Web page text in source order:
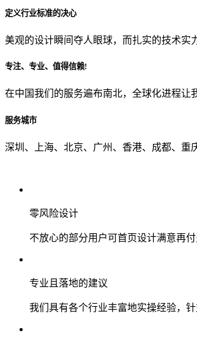
贵公司的团队规模是？
从哪里了解到我们？
定义行业标准的决心
美观的设计瞬间夺人眼球，而扎实的技术实
专注、专业、值得信赖!
在中国我们的服务遍布南北，全球化进程让
服务城市
深圳、上海、北京、广州、香港、成都、重
零风险设计
不放心的部分用户可首页设计满意再
专业且落地的建议
我们具有各个行业丰富地实操经验，